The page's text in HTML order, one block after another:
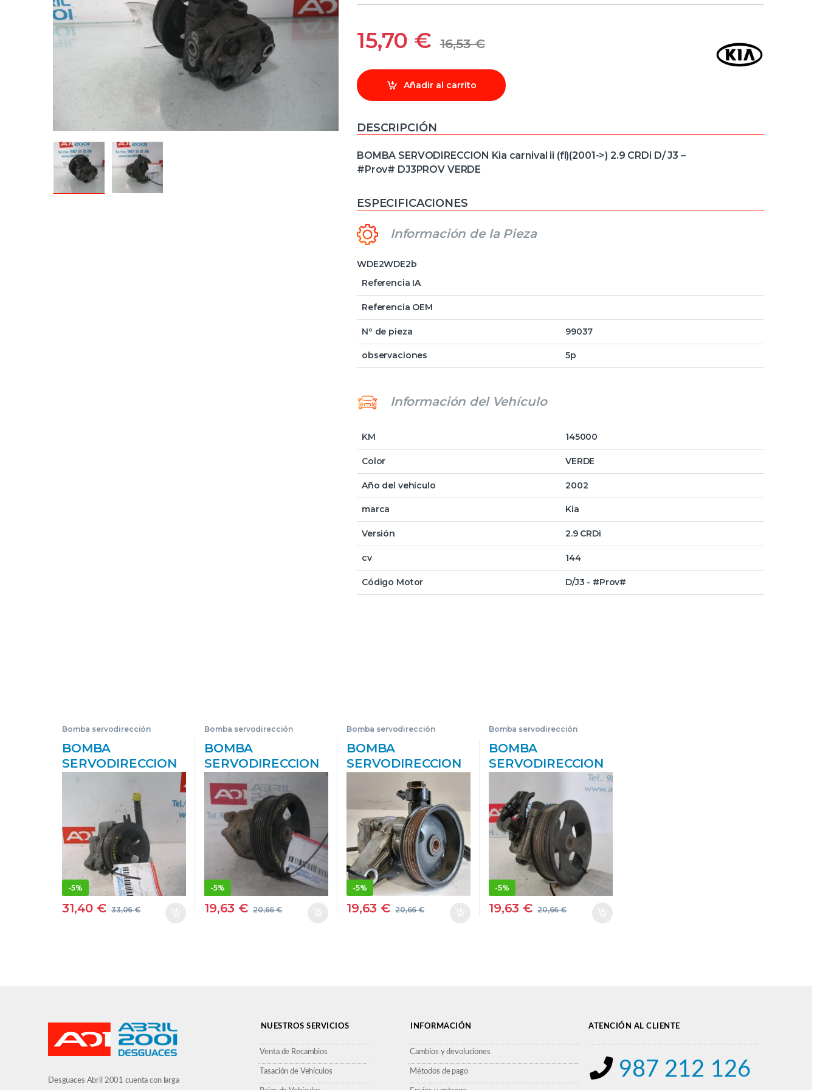
15,70 € 16,53€
Añadir al carrito
DESCRIPCIÓN
BOMBA SERVODIRECCION Kia carnival ii (fl)(2001->) 2.9 CRDi D/ J3 –
#Prov# DJ3PROV VERDE
ESPECIFICACIONES
Información de la Pieza
WDE2WDE2b
Referencia IA
Referencia OEM
Nº de pieza 99037
observaciones 5p
Información del Vehículo
KM 145000
Color VERDE
Año del vehículo 2002
marca Kia
Versión 2.9 CRDi
cv 144
Código Motor D/J3 - #Prov#
Bomba servodirección
BOMBA
SERVODIRECCION
>) 1.5 CRDI D4FA
SHIN/YSGC30
YOUNGSHINYSGC3
0 NEGRO
-5%
31,40 € 33,06€
Bomba servodirección
BOMBA
SERVODIRECCION
KIA SORENTO (BL)
(2002->) 2.5 CRDI
D4CB AZUL
-5%
19,63 € 20,66€
Bomba servodirección
BOMBA
SERVODIRECCION
KIA OPIRUS (GH)
(2003->) 3.5 EX [3,5
LTR. – 149 KW V6
CAT] G6CU –
#PROV#
G6CUPROV 6X041
GRIS PLATA
-5%
19,63 € 20,66€
Bomba servodirección
BOMBA
SERVODIRECCION
KIA SORENTO (BL)
(2002->) 2.5 CRDI
D4CB GRIS
-5%
19,63 € 20,66€
Desguaces Abril 2001 cuenta con larga
NUESTROS SERVICIOS
Venta de Recambios
Tasación de Vehículos
INFORMACIÓN
Cambios y devoluciones
Métodos de pago
ATENCIÓN AL CLIENTE
987 212 126